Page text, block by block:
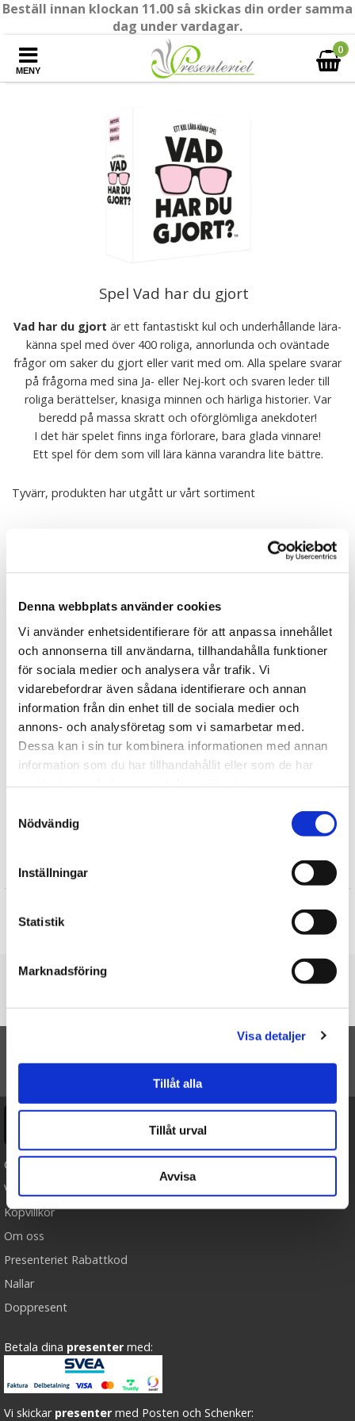
Denna webbplats använder cookies
Vi använder enhetsidentifierare för att anpassa innehållet
och annonserna till användarna, tillhandahålla funktioner
för sociala medier och analysera vår trafik. Vi
vidarebefordrar även sådana identifierare och annan
information från din enhet till de sociala medier och
annons- och analysföretag som vi samarbetar med.
Dessa kan i sin tur kombinera informationen med annan
information som du har tillhandahållit eller som de har
Nödvändig
Inställningar
Statistik
Marknadsföring
Visa detaljer
Tillåt alla
Tillåt urval
Avvisa
Beställ innan klockan 11.00 så skickas din order samma
dag under vardagar.
MENY
0
Spel Vad har du gjort
Vad har du gjort är ett fantastiskt kul och underhållande lära-
känna spel med över 400 roliga, annorlunda och oväntade
frågor om saker du gjort eller varit med om. Alla spelare svarar
på frågorna med sina Ja- eller Nej-kort och svaren leder till
roliga berättelser, knasiga minnen och härliga historier. Var
beredd på massa skratt och oförglömliga anekdoter!
I det här spelet finns inga förlorare, bara glada vinnare!
Ett spel för dem som vill lära känna varandra lite bättre.
Tyvärr, produkten har utgått ur vårt sortiment
Sällskapsspel
Julklappar till vännen
Julklappsspelet
Julklappar till mamma
Julklappar till pappa
Presenter till Mamma
Presenter till Pappa
Inflyttningspresenter
Startsidan Spel Vad har du gjort
TILL TOPPEN
Cookies
Varumärken
Köpvillkor
Om oss
Presenteriet Rabattkod
Nallar
Doppresent
Betala dina presenter med:
Vi skickar presenter med Posten och Schenker: